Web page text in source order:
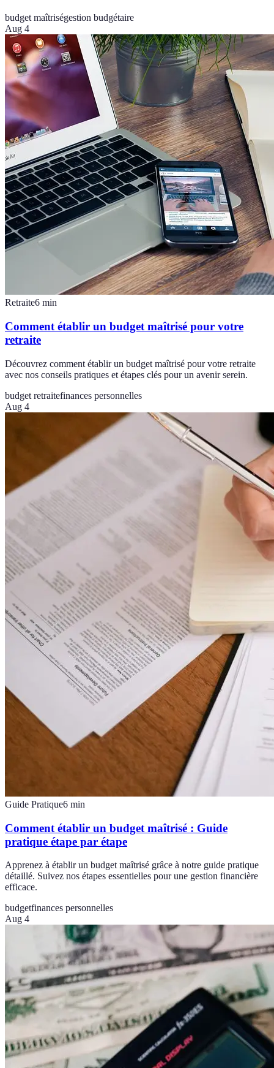
budget maîtriségestion budgétaire
Aug 4
Retraite6 min
Comment établir un budget maîtrisé pour votre
retraite
Découvrez comment établir un budget maîtrisé pour votre retraite
avec nos conseils pratiques et étapes clés pour un avenir serein.
budget retraitefinances personnelles
Aug 4
Guide Pratique6 min
Comment établir un budget maîtrisé : Guide
pratique étape par étape
Apprenez à établir un budget maîtrisé grâce à notre guide pratique
détaillé. Suivez nos étapes essentielles pour une gestion financière
efficace.
budgetfinances personnelles
Aug 4